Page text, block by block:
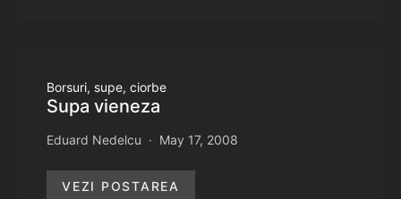
Borsuri, supe, ciorbe
Supa vieneza
Eduard Nedelcu May 17, 2008
VEZI POSTAREA